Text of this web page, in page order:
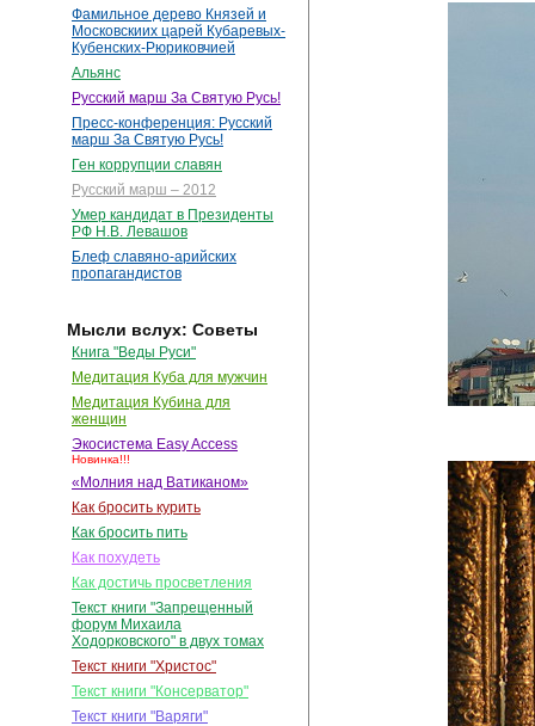
Фамильное дерево Князей и
Московскиих царей Кубаревых-
Кубенских-Рюриковчией
Альянс
Русский марш За Святую Русь!
Пресс-конференция: Русский
марш За Святую Русь!
Ген коррупции славян
Русский марш – 2012
Умер кандидат в Президенты
РФ Н.В. Левашов
Блеф славяно-арийских
пропагандистов
Мысли вслух: Советы
Книга "Веды Руси"
Медитация Куба для мужчин
Медитация Кубина для
женщин
Экосистема Easy Access
Новинка!!!
«Молния над Ватиканом»
Как бросить курить
Как бросить пить
Как похудеть
Как достичь просветления
Текст книги "Запрещенный
форум Михаила
Ходорковского" в двух томах
Текст книги "Христос"
Текст книги "Консерватор"
Текст книги "Варяги"